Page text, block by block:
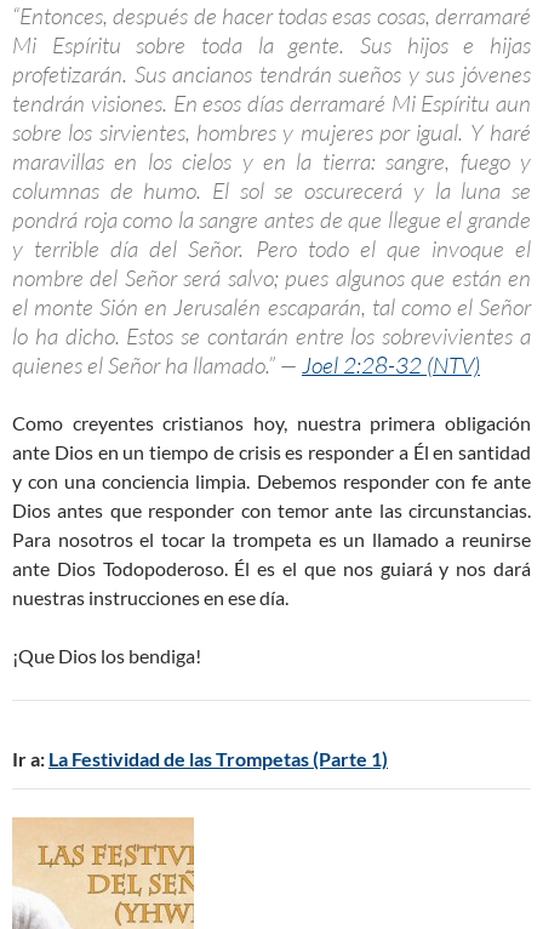
“Entonces, después de hacer todas esas cosas, derramaré
Mi Espíritu sobre toda la gente. Sus hijos e hijas
profetizarán. Sus ancianos tendrán sueños y sus jóvenes
tendrán visiones. En esos días derramaré Mi Espíritu aun
sobre los sirvientes, hombres y mujeres por igual. Y haré
maravillas en los cielos y en la tierra: sangre, fuego y
columnas de humo. El sol se oscurecerá y la luna se
pondrá roja como la sangre antes de que llegue el grande
y terrible día del Señor. Pero todo el que invoque el
nombre del Señor será salvo; pues algunos que están en
el monte Sión en Jerusalén escaparán, tal como el Señor
lo ha dicho. Estos se contarán entre los sobrevivientes a
quienes el Señor ha llamado.” — Joel 2:28-32 (NTV)
Como creyentes cristianos hoy, nuestra primera obligación
ante Dios en un tiempo de crisis es responder a Él en santidad
y con una conciencia limpia. Debemos responder con fe ante
Dios antes que responder con temor ante las circunstancias.
Para nosotros el tocar la trompeta es un llamado a reunirse
ante Dios Todopoderoso. Él es el que nos guiará y nos dará
nuestras instrucciones en ese día.
¡Que Dios los bendiga!
Ir a: La Festividad de las Trompetas (Parte 1)